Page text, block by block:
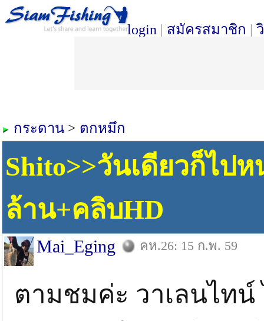
login | สมัครสมาชิก |
กระดาน > ตกหมึก
Shito>>วันเดียวก็ไปห
ล้าน+คลิบHD
Mai_Eging คห.26: 15 ก.พ. 59
ตามชมค่ะ วาเลนไท